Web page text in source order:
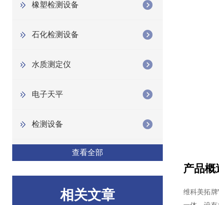
橡塑检测设备
石化检测设备
水质测定仪
电子天平
检测设备
查看全部
相关文章
产品概
维科美拓牌